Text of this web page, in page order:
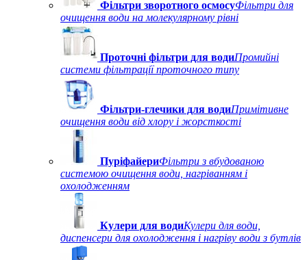
Фільтри зворотного осмосуФільтри для
очищення води на молекулярному рівні
Проточні фільтри для водиПромийні
системи фільтрації проточного типу
Фільтри-глечики для водиПримітивне
очищення води від хлору і жорсткості
ПуріфайериФільтри з вбудованою
системою очищення води, нагріванням і
охолодженням
Кулери для водиКулери для води,
диспенсери для охолодження і нагріву води з бутлів